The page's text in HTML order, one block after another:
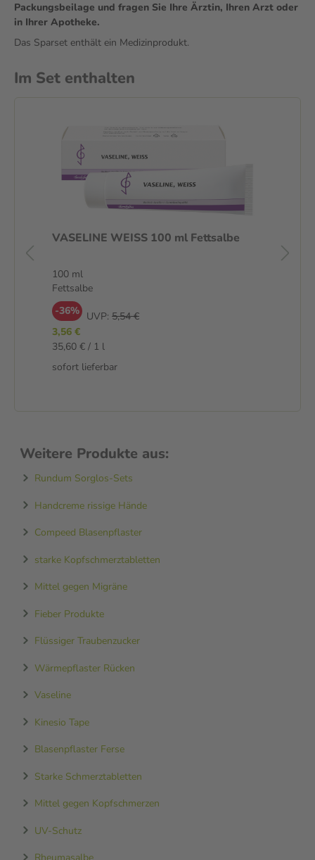
Packungsbeilage und fragen Sie Ihre Ärztin, Ihren Arzt oder
in Ihrer Apotheke.
Das Sparset enthält ein Medizinprodukt.
Im Set enthalten
VASELINE WEISS 100 ml Fettsalbe
100 ml
Fettsalbe
-36% UVP: 5,54 €
3,56 €
35,60 € / 1 l
sofort lieferbar
Weitere Produkte aus:
Rundum Sorglos-Sets
Handcreme rissige Hände
Compeed Blasenpflaster
starke Kopfschmerztabletten
Mittel gegen Migräne
Fieber Produkte
Flüssiger Traubenzucker
Wärmepflaster Rücken
Vaseline
Kinesio Tape
Blasenpflaster Ferse
Starke Schmerztabletten
Mittel gegen Kopfschmerzen
UV-Schutz
Rheumasalbe